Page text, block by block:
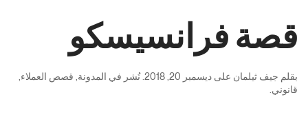
قصة فرانسيسكو
بقلم جيف ثيلمان على ديسمبر 20, 2018 . نُشر في المدونة قصص العملاء
قانوني